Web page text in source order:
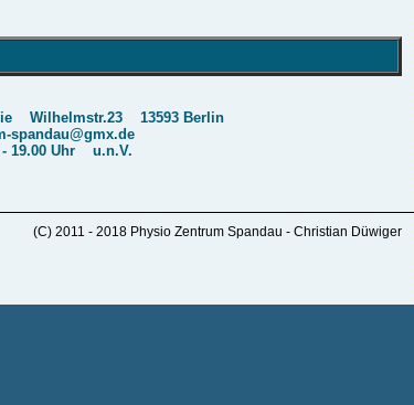
Wilhelmstr.23 13593 Berlin
- 19.00 Uhr u.n.V.
(C) 2011 - 2018 Physio Zentrum Spandau - Christian Düwiger